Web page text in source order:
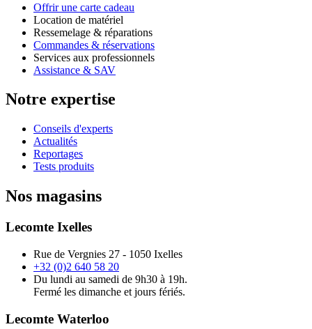
Offrir une carte cadeau
Location de matériel
Ressemelage & réparations
Commandes & réservations
Services aux professionnels
Assistance & SAV
Notre expertise
Conseils d'experts
Actualités
Reportages
Tests produits
Nos magasins
Lecomte Ixelles
Rue de Vergnies 27 - 1050 Ixelles
+32 (0)2 640 58 20
Du lundi au samedi de 9h30 à 19h.
Fermé les dimanche et jours fériés.
Lecomte Waterloo